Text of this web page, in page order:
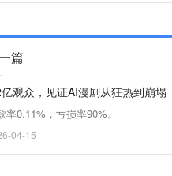
篇
观众，见证AI漫剧从狂热到崩塌
率0.11%，亏损率90%。
04-15